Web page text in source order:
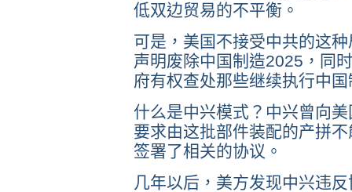
低双边贸易的不平衡。
可是，美国不接受中共的这
声明废除中国制造2025，同
府有权查处那些继续执行中
什么是中兴模式？中兴曾向
要求由这批部件装配的产拼
签署了相关的协议。
几年以后，美方发现中兴违